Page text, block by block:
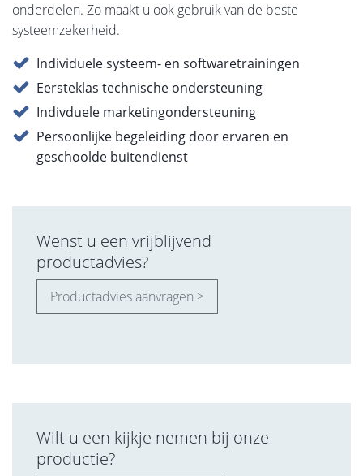
onderdelen. Zo maakt u ook gebruik van de beste
systeemzekerheid.
Individuele systeem- en softwaretrainingen
Eersteklas technische ondersteuning
Indivduele marketingondersteuning
Persoonlijke begeleiding door ervaren en
geschoolde buitendienst
Wenst u een vrijblijvend
productadvies?
Productadvies aanvragen >
Wilt u een kijkje nemen bij onze
productie?